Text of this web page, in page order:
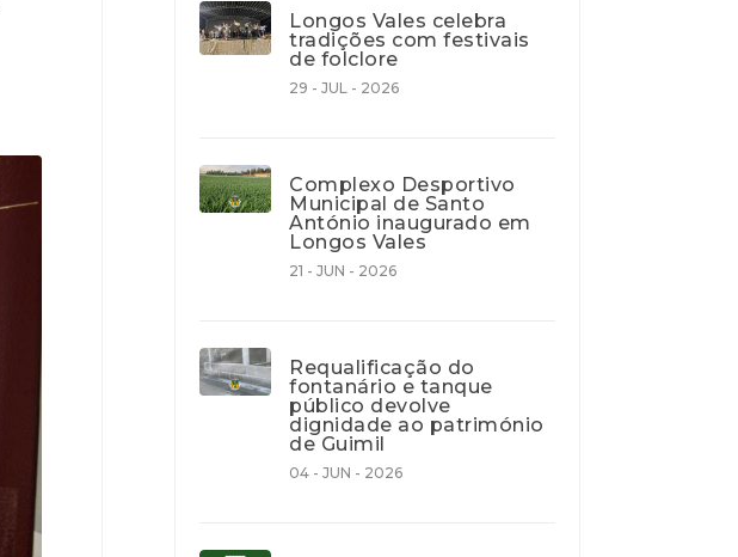
Longos Vales celebra
tradições com festivais
de folclore
29 - JUL - 2026
Complexo Desportivo
Municipal de Santo
António inaugurado em
Longos Vales
21 - JUN - 2026
Requalificação do
fontanário e tanque
público devolve
dignidade ao património
de Guimil
04 - JUN - 2026